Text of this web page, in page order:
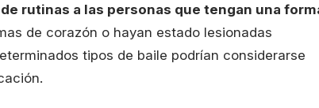
rutinas a las personas que tengan una
de corazón o hayan estado lesionadas
tipos de baile podrían considerarse